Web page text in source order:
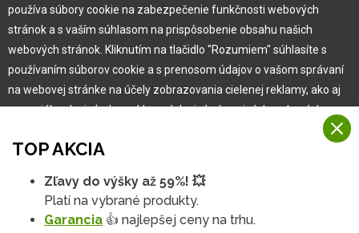
Pre zákazníka
Garancia najlepšej ceny
Užívateľský manuál
Reklamácia
TOP AKCIA
Zľavy do výšky až 59%! 💥
Platí na vybrané produkty.
Garancia 👍 najlepšej ceny na trhu.
používa súbory cookie na zabezpečenie funkčnosti webových
stránok a s vaším súhlasom na prispôsobenie obsahu našich
webových stránok. Kliknutím na tlačidlo "Rozumiem" súhlasíte s
používaním súborov cookie a s prenosom údajov o vašom správaní
na webovej stránke na účely zobrazovania cielenej reklamy, ako aj
na sociálnych sieťach a reklamných sieťach na iných webových
Viac informácií
Na našich webových stránkach používame niekoľko kategórií
Rozumiem